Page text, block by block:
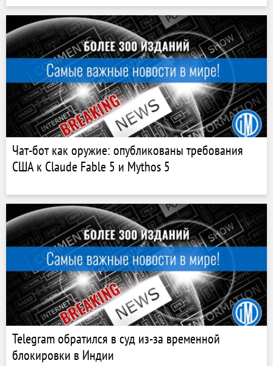
Чат-бот как оружие: опубликованы требования
США к Claude Fable 5 и Mythos 5
Telegram обратился в суд из-за временной
блокировки в Индии